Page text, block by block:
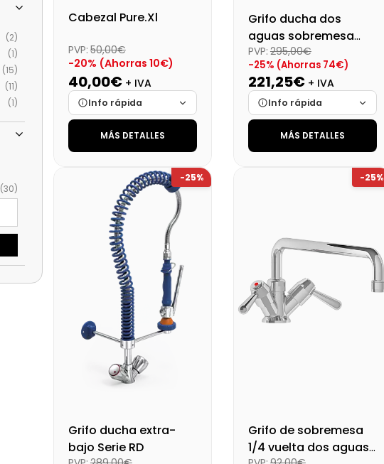
(2)
(1)
(15)
(11)
(1)
(30)
Cabezal Pure.Xl
PVP: 50,00€
-20% (Ahorras 10€)
40,00€ + IVA
Info rápida
Marca
Cargando…
DisponibilidadCargando…
Precio final (+21%)
48,40 €
MÁS DETALLES
Grifo ducha dos
aguas sobremesa
Serie Monoblock
PVP: 295,00€
-25% (Ahorras 74€)
221,25€ + IVA
Info rápida
Marca
Cargando…
Cargando…
MÁS DETALLES
-25%
Grifo ducha extra-
bajo Serie RD
-25%
Grifo de sobremesa
1/4 vuelta dos aguas